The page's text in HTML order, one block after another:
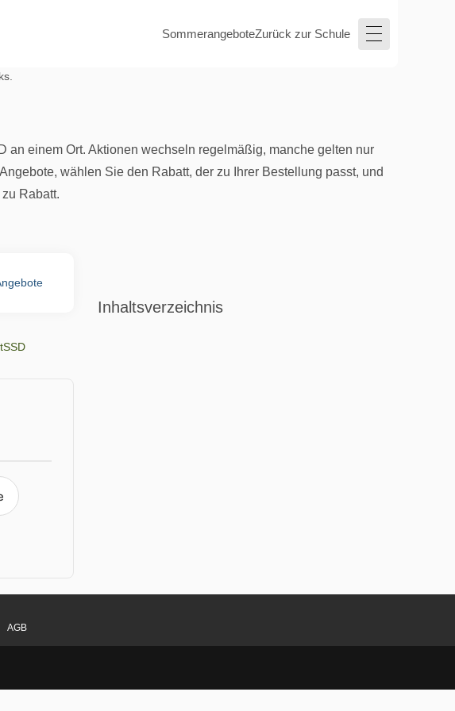
SommerangeboteZurück zur Schule
einem Ort. Aktionen wechseln regelmäßig, manche gelten nur
wählen Sie den Rabatt, der zu Ihrer Bestellung passt, und
Rabatt.
Inhaltsverzeichnis
AGB